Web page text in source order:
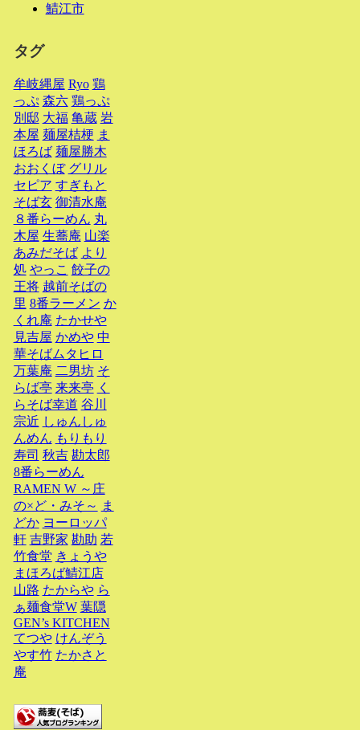
鯖江市
タグ
牟岐縄屋 Ryo 鶏
っぷ 森六 鶏っぷ
別邸 大福 亀蔵 岩
本屋 麺屋桔梗 ま
ほろば 麺屋勝木
おおくぼ グリル
セピア すぎもと
そば玄 御清水庵
８番らーめん 丸
木屋 生蕎庵 山楽
あみだそば より
処 やっこ 餃子の
王将 越前そばの
里 8番ラーメン か
くれ庵 たかせや
見吉屋 かめや 中
華そばムタヒロ
万葉庵 二男坊 そ
らば亭 来来亭 く
らそば幸道 谷川
宗近 しゅんしゅ
んめん もりもり
寿司 秋吉 勘太郎
8番らーめん
RAMEN W ～庄
の×ど・みそ～ ま
どか ヨーロッパ
軒 吉野家 勘助 若
竹食堂 きょうや
まほろば鯖江店
山路 たからや ら
ぁ麺食堂W 葉隠
GEN’s KITCHEN
てつや けんぞう
やす竹 たかさと
庵